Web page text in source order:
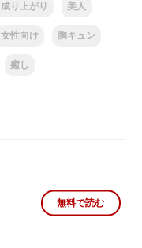
成り上がり 美人
女性向け 胸キュン
癒し
無料で読む